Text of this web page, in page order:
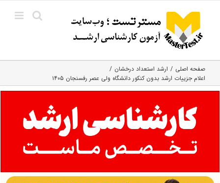
content
صفحه اصلی
ارشد استعداد درخشان
اعلام جزییات ارشد بدون کنکور دانشگاه ولی عصر رفسنجان ۱۴۰۵